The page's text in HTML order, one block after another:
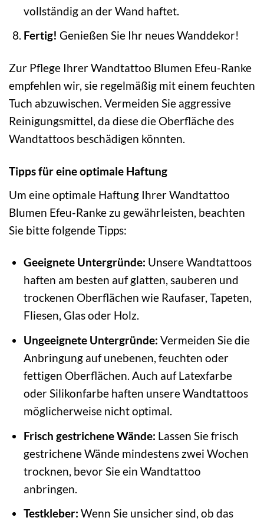
vollständig an der Wand haftet.
Fertig! Genießen Sie Ihr neues Wanddekor!
Zur Pflege Ihrer Wandtattoo Blumen Efeu-Ranke
empfehlen wir, sie regelmäßig mit einem feuchten
Tuch abzuwischen. Vermeiden Sie aggressive
Reinigungsmittel, da diese die Oberfläche des
Wandtattoos beschädigen könnten.
Tipps für eine optimale Haftung
Um eine optimale Haftung Ihrer Wandtattoo
Blumen Efeu-Ranke zu gewährleisten, beachten
Sie bitte folgende Tipps:
Geeignete Untergründe: Unsere Wandtattoos
haften am besten auf glatten, sauberen und
trockenen Oberflächen wie Raufaser, Tapeten,
Fliesen, Glas oder Holz.
Ungeeignete Untergründe: Vermeiden Sie die
Anbringung auf unebenen, feuchten oder
fettigen Oberflächen. Auch auf Latexfarbe
oder Silikonfarbe haften unsere Wandtattoos
möglicherweise nicht optimal.
Frisch gestrichene Wände: Lassen Sie frisch
gestrichene Wände mindestens zwei Wochen
trocknen, bevor Sie ein Wandtattoo
anbringen.
Testkleber: Wenn Sie unsicher sind, ob das